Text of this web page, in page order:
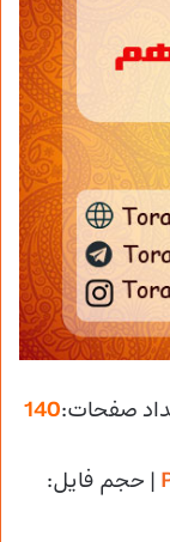
صفحات:140
| حجم فایل: